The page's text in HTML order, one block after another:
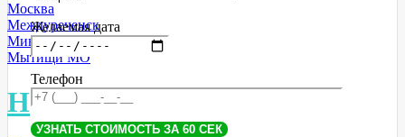
Москва
Междуреченск
Минусинск
Мытищи МО
Н
Желаемая дата
Телефон